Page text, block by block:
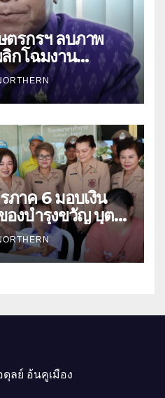
รกรฯ ลบภาพ
กโฉมงาน
งสองแคว 69” มุ่ง
ดึงนวัตกรรม-จับ
ษตรสู่สากล (คลิป)
าค 6 มอบเงิน
องบำรุงขวัญ บุตร-
ลย์ อ้นคูเมือง